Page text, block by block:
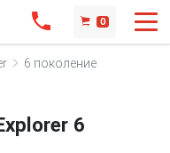
0
6 поколение
6